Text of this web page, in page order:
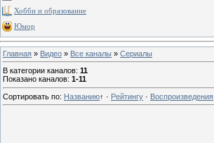
Хобби и образование
Юмор
Главная » Видео » Все каналы » Сериалы
В категории каналов: 11
Показано каналов: 1-11
Сортировать по: Названию↑ · Рейтингу · Воспроизведения